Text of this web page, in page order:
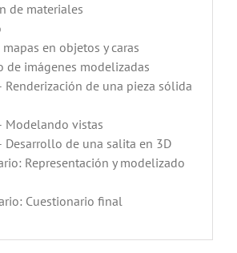
de materiales
en objetos y caras
de imágenes modelizadas
Renderización de una pieza sólida
Modelando vistas
Desarrollo de una salita en 3D
Representación y modelizado
Cuestionario final